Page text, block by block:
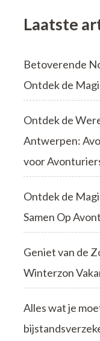
Laatste
Betoverende
Ontdek de
Ontdek de
Antwerpen:
voor
Ontdek de
Samen Op
Geniet van de
Winterzon
Alles wat je